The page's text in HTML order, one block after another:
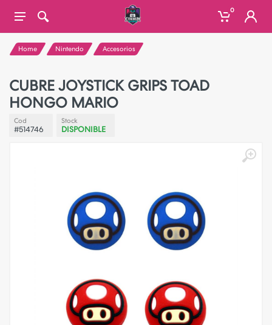
0
Home Nintendo Accesorios
CUBRE JOYSTICK GRIPS TOAD
HONGO MARIO
Cod
#514746
Stock
DISPONIBLE